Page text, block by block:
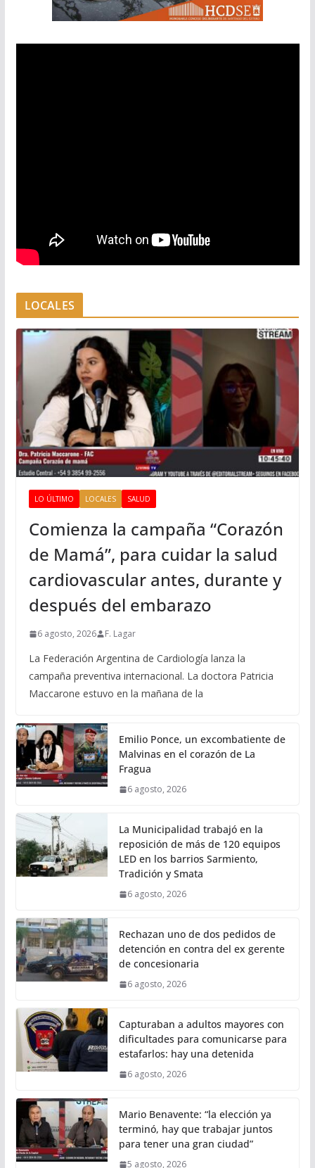
LOCALES
LO ÚLTIMO LOCALES SALUD
Comienza la campaña “Corazón
de Mamá”, para cuidar la salud
cardiovascular antes, durante y
después del embarazo
6 agosto, 2026 F. Lagar
La Federación Argentina de Cardiología lanza la
campaña preventiva internacional. La doctora Patricia
Maccarone estuvo en la mañana de la
Emilio Ponce, un excombatiente de
Malvinas en el corazón de La
Fragua
6 agosto, 2026
La Municipalidad trabajó en la
reposición de más de 120 equipos
LED en los barrios Sarmiento,
Tradición y Smata
6 agosto, 2026
Rechazan uno de dos pedidos de
detención en contra del ex gerente
de concesionaria
6 agosto, 2026
Capturaban a adultos mayores con
dificultades para comunicarse para
estafarlos: hay una detenida
6 agosto, 2026
Mario Benavente: “la elección ya
terminó, hay que trabajar juntos
para tener una gran ciudad”
5 agosto, 2026